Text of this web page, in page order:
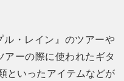
・レイン』のツアーや
ーの際に使われたギタ
といったアイテムなどが